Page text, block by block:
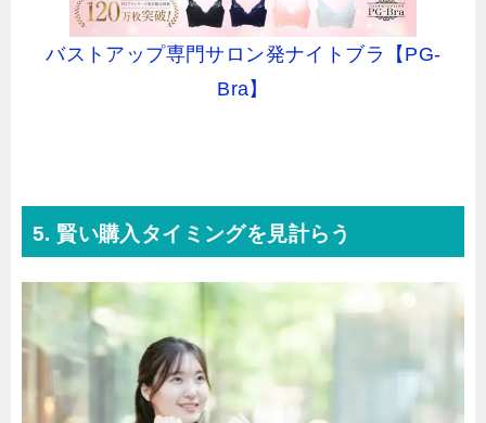
バストアップ専門サロン発ナイトブラ【PG-
Bra】
5. 賢い購入タイミングを見計らう